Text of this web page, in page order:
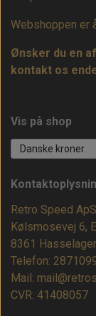
Webshoppen er
Ønsker du en
kontakt os
Vis på shop
Retro Speed ApS
Kølsmosevej 6,
8361 Hasselager
Telefon:
Mail:
CVR: 41408057